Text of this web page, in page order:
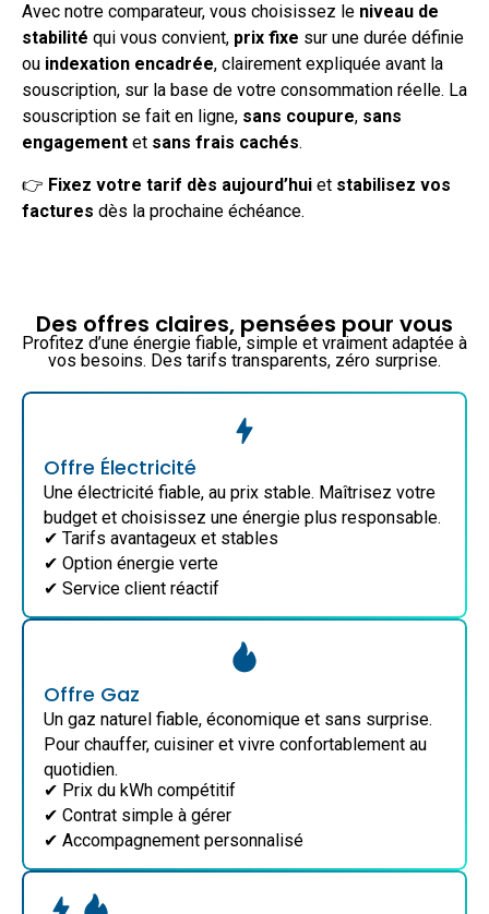
Avec notre comparateur, vous choisissez le niveau de
stabilité qui vous convient, prix fixe sur une durée définie
ou indexation encadrée, clairement expliquée avant la
souscription, sur la base de votre consommation réelle. La
souscription se fait en ligne, sans coupure, sans
engagement et sans frais cachés.
👉 Fixez votre tarif dès aujourd’hui et stabilisez vos
factures dès la prochaine échéance.
Des offres claires, pensées pour vous
Profitez d’une énergie fiable, simple et vraiment adaptée à
vos besoins. Des tarifs transparents, zéro surprise.
Offre Électricité
Une électricité fiable, au prix stable. Maîtrisez votre
budget et choisissez une énergie plus responsable.
✔ Tarifs avantageux et stables
✔ Option énergie verte
✔ Service client réactif
Offre Gaz
Un gaz naturel fiable, économique et sans surprise.
Pour chauffer, cuisiner et vivre confortablement au
quotidien.
✔ Prix du kWh compétitif
✔ Contrat simple à gérer
✔ Accompagnement personnalisé